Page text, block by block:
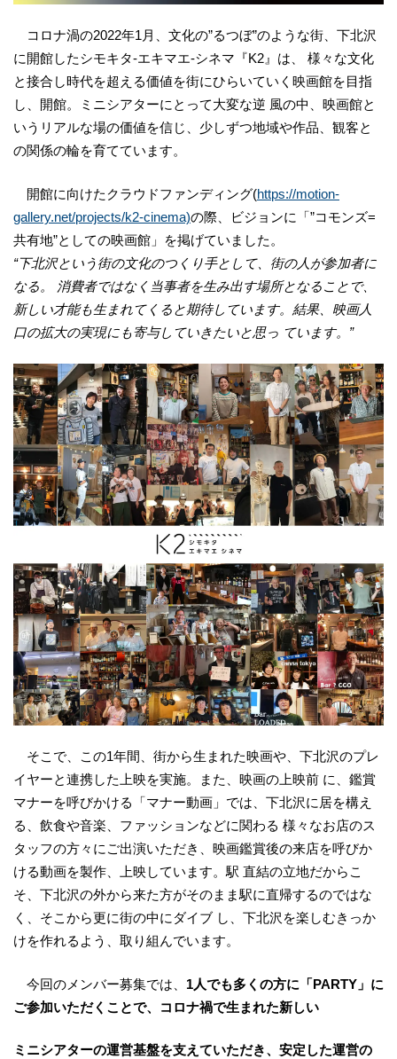
コロナ渦の2022年1月、文化の”るつぼ”のような街、下北沢
に開館したシモキタ-エキマエ-シネマ『K2』は、 様々な文化
と接合し時代を超える価値を街にひらいていく映画館を目指
し、開館。ミニシアターにとって大変な逆 風の中、映画館と
いうリアルな場の価値を信じ、少しずつ地域や作品、観客と
の関係の輪を育てています。
開館に向けたクラウドファンディング(https://motion-
gallery.net/projects/k2-cinema)の際、ビジョンに「”コモンズ=
共有地”としての映画館」を掲げていました。
“下北沢という街の文化のつくり手として、街の人が参加者に
なる。 消費者ではなく当事者を生み出す場所となることで、
新しい才能も生まれてくると期待しています。結果、映画人
口の拡大の実現にも寄与していきたいと思っ ています。”
そこで、この1年間、街から生まれた映画や、下北沢のプレ
イヤーと連携した上映を実施。また、映画の上映前 に、鑑賞
マナーを呼びかける「マナー動画」では、下北沢に居を構え
る、飲食や音楽、ファッションなどに関わる 様々なお店のス
タッフの方々にご出演いただき、映画鑑賞後の来店を呼びか
ける動画を製作、上映しています。駅 直結の立地だからこ
そ、下北沢の外から来た方がそのまま駅に直帰するのではな
く、そこから更に街の中にダイブ し、下北沢を楽しむきっか
けを作れるよう、取り組んでいます。
今回のメンバー募集では、 1人でも多くの方に「PARTY」に
ご参加いただくことで、コロナ禍で生まれた新しい
ミニシアターの運営基盤を支えていただき、安定した運営の